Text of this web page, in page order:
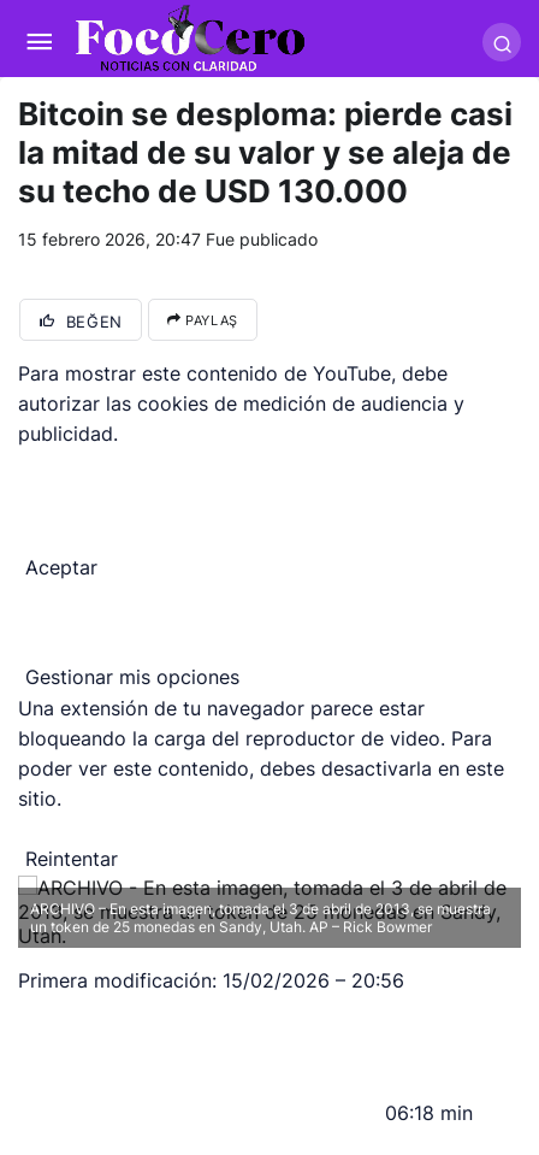
trwin giriş
masterbetting-palacebet1.com-
tlcasino giriş-betandyou-vbett34.com betovis34.net-
skyloftsbet
Bitcoin se desploma: pierde casi
la mitad de su valor y se aleja de
su techo de USD 130.000
15 febrero 2026, 20:47 Fue publicado
BEĞEN PAYLAŞ
Para mostrar este contenido de YouTube, debe
autorizar las cookies de medición de audiencia y
publicidad.
Aceptar
Gestionar mis opciones
Una extensión de tu navegador parece estar
bloqueando la carga del reproductor de video. Para
poder ver este contenido, debes desactivarla en este
sitio.
Reintentar
ARCHIVO – En esta imagen, tomada el 3 de abril de 2013, se muestra
un token de 25 monedas en Sandy, Utah. AP – Rick Bowmer
Primera modificación: 15/02/2026 – 20:56
06:18 min